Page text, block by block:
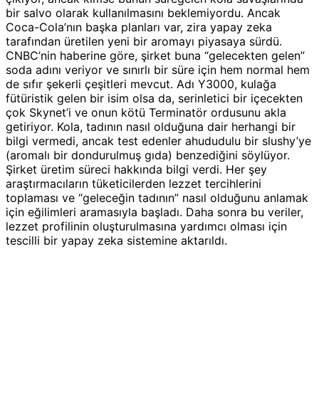
bir salvo olarak kullanılmasını beklemiyordu. Ancak
Coca-Cola’nın başka planları var, zira yapay zeka
tarafından üretilen yeni bir aromayı piyasaya sürdü.
CNBC’nin haberine göre, şirket buna “gelecekten gelen”
soda adını veriyor ve sınırlı bir süre için hem normal hem
de sıfır şekerli çeşitleri mevcut. Adı Y3000, kulağa
fütüristik gelen bir isim olsa da, serinletici bir içecekten
çok Skynet’i ve onun kötü Terminatör ordusunu akla
getiriyor. Kola, tadının nasıl olduğuna dair herhangi bir
bilgi vermedi, ancak test edenler ahududulu bir slushy’ye
(aromalı bir dondurulmuş gıda) benzediğini söylüyor.
Şirket üretim süreci hakkında bilgi verdi. Her şey
araştırmacıların tüketicilerden lezzet tercihlerini
toplaması ve “geleceğin tadının” nasıl olduğunu anlamak
için eğilimleri aramasıyla başladı. Daha sonra bu veriler,
lezzet profilinin oluşturulmasına yardımcı olması için
tescilli bir yapay zeka sistemine aktarıldı.